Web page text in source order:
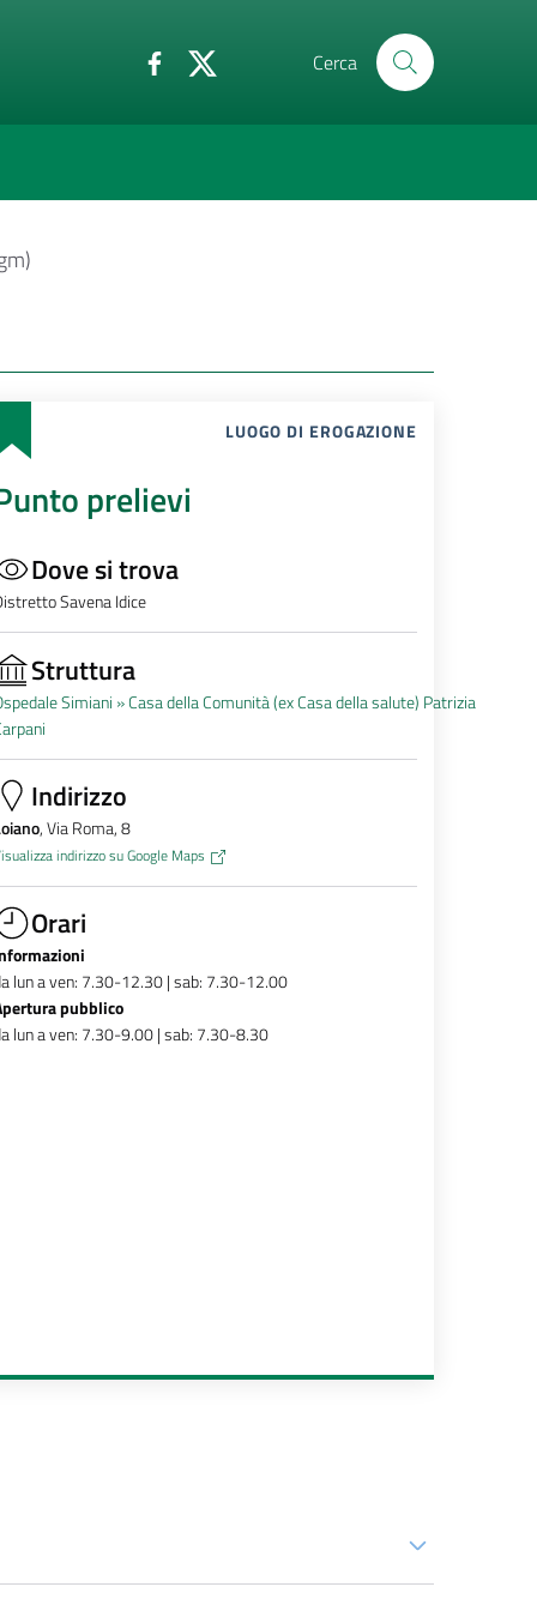
Cerca
LUOGO DI EROGAZIONE
prelievi
Dove si trova
Savena Idice
Struttura
Simiani »Casa della Comunità (ex Casa della salute) Patrizia
Indirizzo
, Via Roma, 8
indirizzo su Google Maps
Orari
lun a ven: 7.30-12.30 | sab: 7.30-12.00
pubblico
lun a ven: 7.30-9.00 | sab: 7.30-8.30